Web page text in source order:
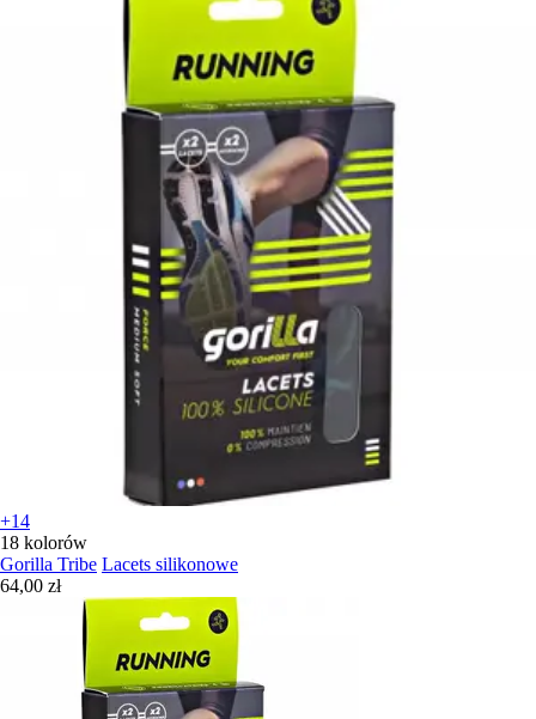
+14
18 kolorów
Gorilla Tribe Lacets silikonowe
64,00 zł